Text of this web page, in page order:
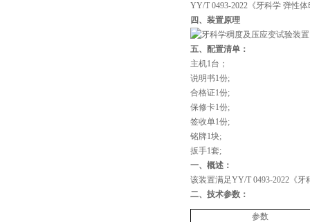
YY/T 0493-2022 《牙科学 弹性
四、装置原理
五、配置清单：
主机1台；
说明书1份;
合格证1份;
保修卡1份;
签收单1份;
铭牌1块;
扳手1套;
‌一、概述：
该装置满足YY/T 0493-2022 《
‌二、技术参数：
参数